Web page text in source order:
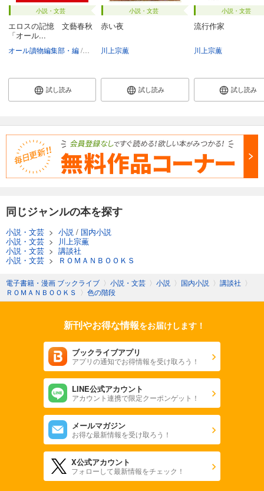
小説・文芸
エロスの記憶 文藝春秋
「オール...
オール讀物編集部・編 小池真理子 桐野夏生 桜木紫乃
試し読み
小説・文芸
赤い夜
川上宗薫
試し読み
小説・文芸
流行作家
川上宗薫
試し読み
同じジャンルの本を探す
小説・文芸 > 小説 / 国内小説
小説・文芸 >
川上宗薫
小説・文芸 > 講談社
小説・文芸 > ＲＯＭＡＮＢＯＯＫＳ
電子書籍・漫画 ブックライブ 〉 小説・文芸 〉 小説 〉 国内小説 〉 講談社 〉
ＲＯＭＡＮＢＯＯＫＳ 〉 色の階段
新刊やお得な情報をお届けします！
ブックライブアプリ
アプリの通知でお得情報を受け取ろう！
LINE公式アカウント
アカウント連携で限定クーポンゲット！
メールマガジン
お得な最新情報を受け取ろう！
X公式アカウント
フォローして最新情報をチェック！